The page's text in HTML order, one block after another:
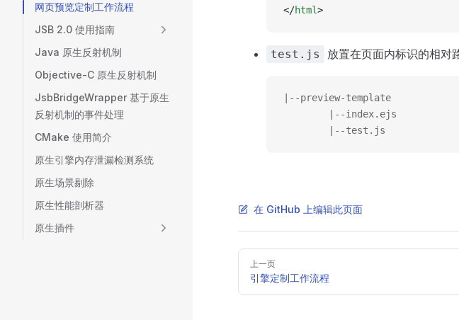
网页预览定制工作流程
JSB 2.0 使用指南
Java 原生反射机制
Objective-C 原生反射机制
JsbBridgeWrapper 基于原生
反射机制的事件处理
CMake 使用简介
原生引擎内存泄漏检测系统
原生场景剔除
原生性能剖析器
原生插件
</html>
test.js 放置在页面内标识的相对
|--preview-template
        |--index.ejs
        |--test.js
在 GitHub 上编辑此页面
Pager
上一页
引擎定制工作流程